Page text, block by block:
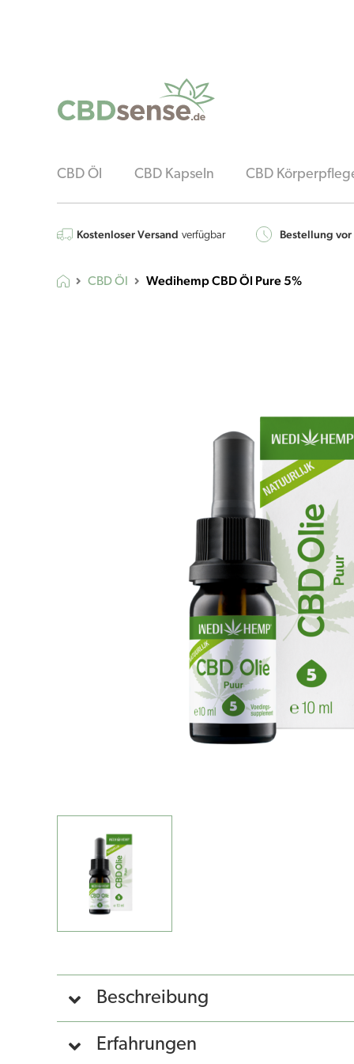
CBD Öl CBD Kapseln CBD
Kostenloser Versand verfügbar Bestellung vor
CBD Öl Wedihemp CBD Öl Pure 5%
Beschreibung
Erfahrungen